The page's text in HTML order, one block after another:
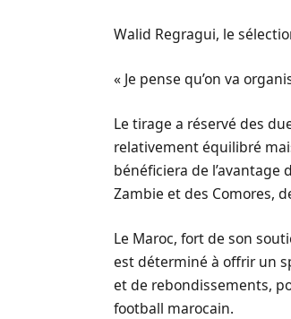
Walid Regragui, le
« Je pense qu’on va
Le tirage a réservé des
relativement équilibré
bénéficiera de
Zambie et des Comores,
Le Maroc, fort de son
est déterminé à offrir un
et de rebondissements,
football marocain.